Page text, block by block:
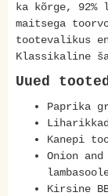
ka kõrge,
maitsega
tootevalikus
Klassikaline
Uued
Paprika
Kanepi
Onion
Kirsine